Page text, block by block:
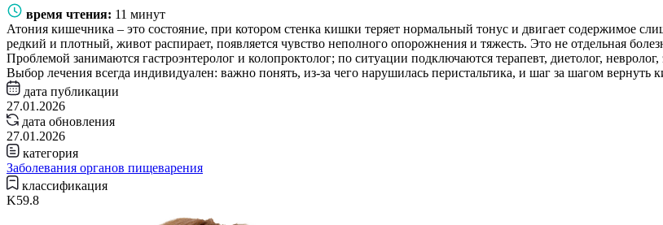
время чтения: 11 минут
Атония кишечника – это состояние, при котором стенка кишки теряет нормальный тонус и двигает содержимое
редкий и плотный, живот распирает, появляется чувство неполного опорожнения и тяжесть. Это не отдельная
Проблемой занимаются гастроэнтеролог и колопроктолог; по ситуации подключаются терапевт, диетолог,
Выбор лечения всегда индивидуален: важно понять, из-за чего нарушилась перистальтика, и шаг за шагом вернуть
дата публикации
27.01.2026
дата обновления
27.01.2026
категория
Заболевания органов пищеварения
классификация
K59.8